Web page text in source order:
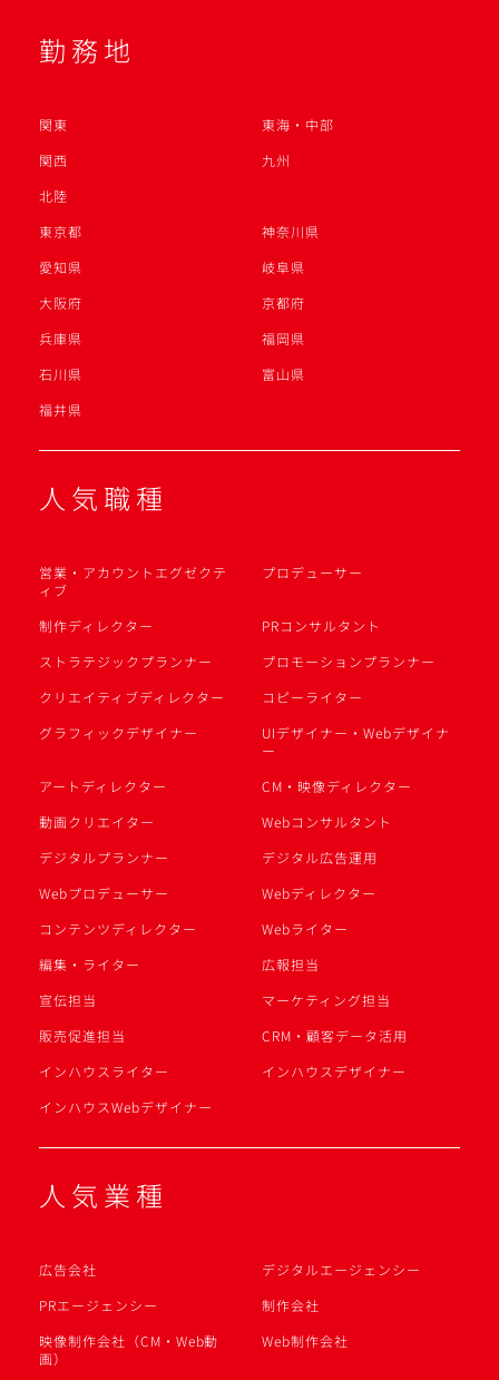
勤務地
関東
東海・中部
関西
九州
北陸
東京都
神奈川県
愛知県
岐阜県
大阪府
京都府
兵庫県
福岡県
石川県
富山県
福井県
人気職種
営業・アカウントエグゼクテ
ィブ
プロデューサー
制作ディレクター
PRコンサルタント
ストラテジックプランナー
プロモーションプランナー
クリエイティブディレクター
コピーライター
グラフィックデザイナー
UIデザイナー・Webデザイナ
ー
アートディレクター
CM・映像ディレクター
動画クリエイター
Webコンサルタント
デジタルプランナー
デジタル広告運用
Webプロデューサー
Webディレクター
コンテンツディレクター
Webライター
編集・ライター
広報担当
宣伝担当
マーケティング担当
販売促進担当
CRM・顧客データ活用
インハウスライター
インハウスデザイナー
インハウスWebデザイナー
人気業種
広告会社
デジタルエージェンシー
PRエージェンシー
制作会社
映像制作会社（CM・Web動
画）
Web制作会社